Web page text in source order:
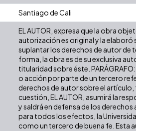
Santiago de Cali
EL AUTOR, expresa que la obra
autorización es original y la elaboró
suplantar los derechos de autor de
forma, la obra es de su exclusiva
titularidad sobre éste. PARÁGRAFO:
o acción por parte de un tercero
derechos de autor sobre el artículo,
cuestión, EL AUTOR, asumirá la
y saldrá en defensa de los derechos
para todos los efectos, la Universidad
como un tercero de buena fe. Esta